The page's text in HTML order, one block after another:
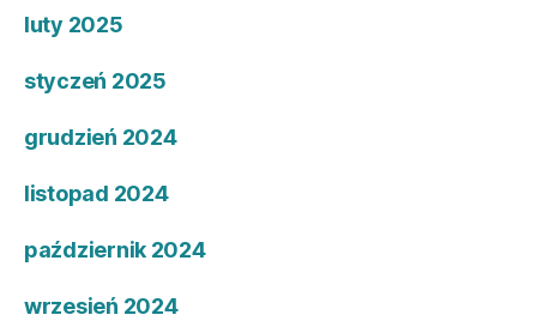
luty 2025
styczeń 2025
grudzień 2024
listopad 2024
październik 2024
wrzesień 2024